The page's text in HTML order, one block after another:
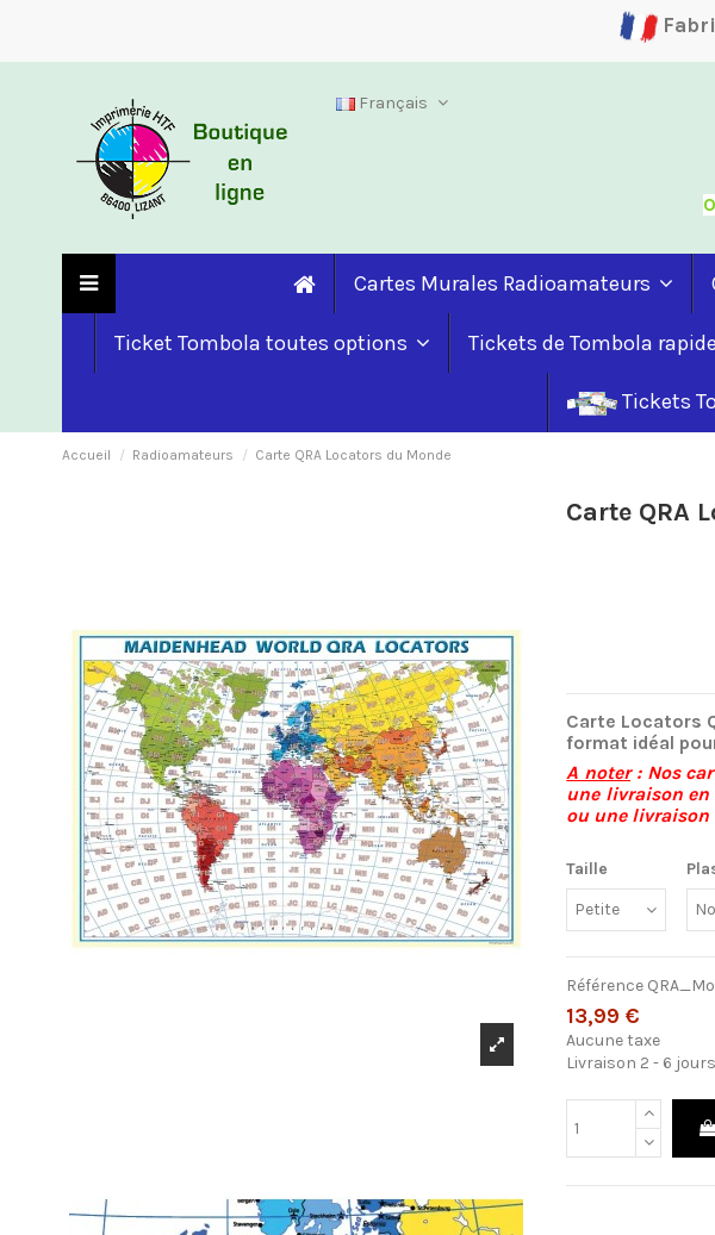
Français
Cartes Murales Radioamateurs
Ticket Tombola toutes options Tickets de Tombola
Tickets
Accueil Radioamateurs Carte QRA Locators du Monde
Carte QRA
Carte Locators
format idéal
A noter: Nos
une livraison
ou une livraison
Taille
Référence
13,99 €
Aucune taxe
Livraison 2 - 6